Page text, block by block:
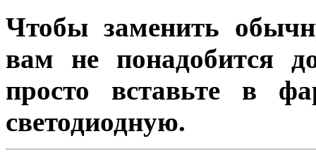
Чтобы заменить
вам не понадобится
просто вставьте в
светодиодную.